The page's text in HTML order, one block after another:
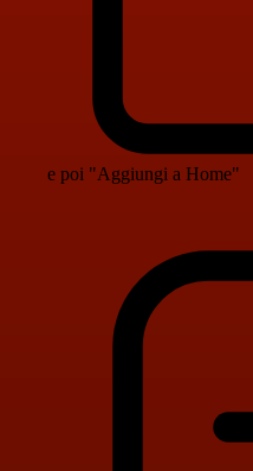
e poi "Aggiungi a Home"